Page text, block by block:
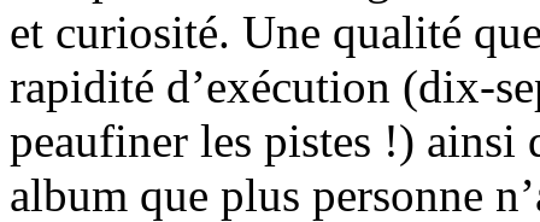
et curiosité. Une qualité
rapidité d’exécution (dix-
peaufiner les pistes !) ainsi
album que plus personne